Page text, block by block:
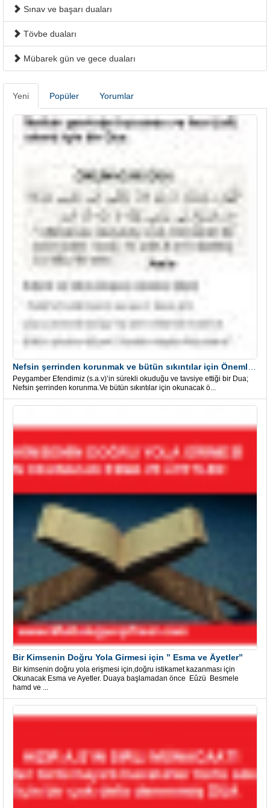
Sınav ve başarı duaları
Tövbe duaları
Mübarek gün ve gece duaları
Yeni Popüler Yorumlar
Peygamber Efendimiz (s.a.v)’in sürekli okuduğu ve tavsiye ettiği bir Dua;
Nefsin şerrinden korunma.Ve bütün sıkıntılar için okunacak ö...
Bir Kimsenin Doğru Yola Girmesi için ” Esma ve Âyetler”
Bir kimsenin doğru yola erişmesi için,doğru istikamet kazanması için
Okunacak Esma ve Ayetler. Duaya başlamadan önce Eûzü Besmele
hamd ve ...